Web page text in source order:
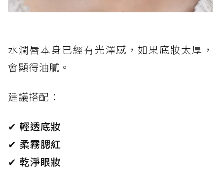
水潤唇本身已經有光澤感，如果底妝太厚，
會顯得油膩。
建議搭配：
✔ 輕透底妝
✔ 柔霧腮紅
✔ 乾淨眼妝